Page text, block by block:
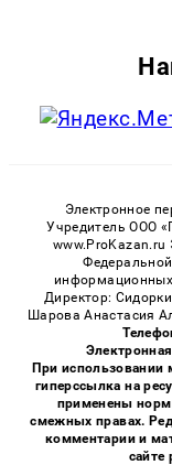
Электронное
Учредитель ООО
Директор:
Шарова Анастасия
При использовании
гиперссылка на
применены
смежных правах.
комментарии и
сайте